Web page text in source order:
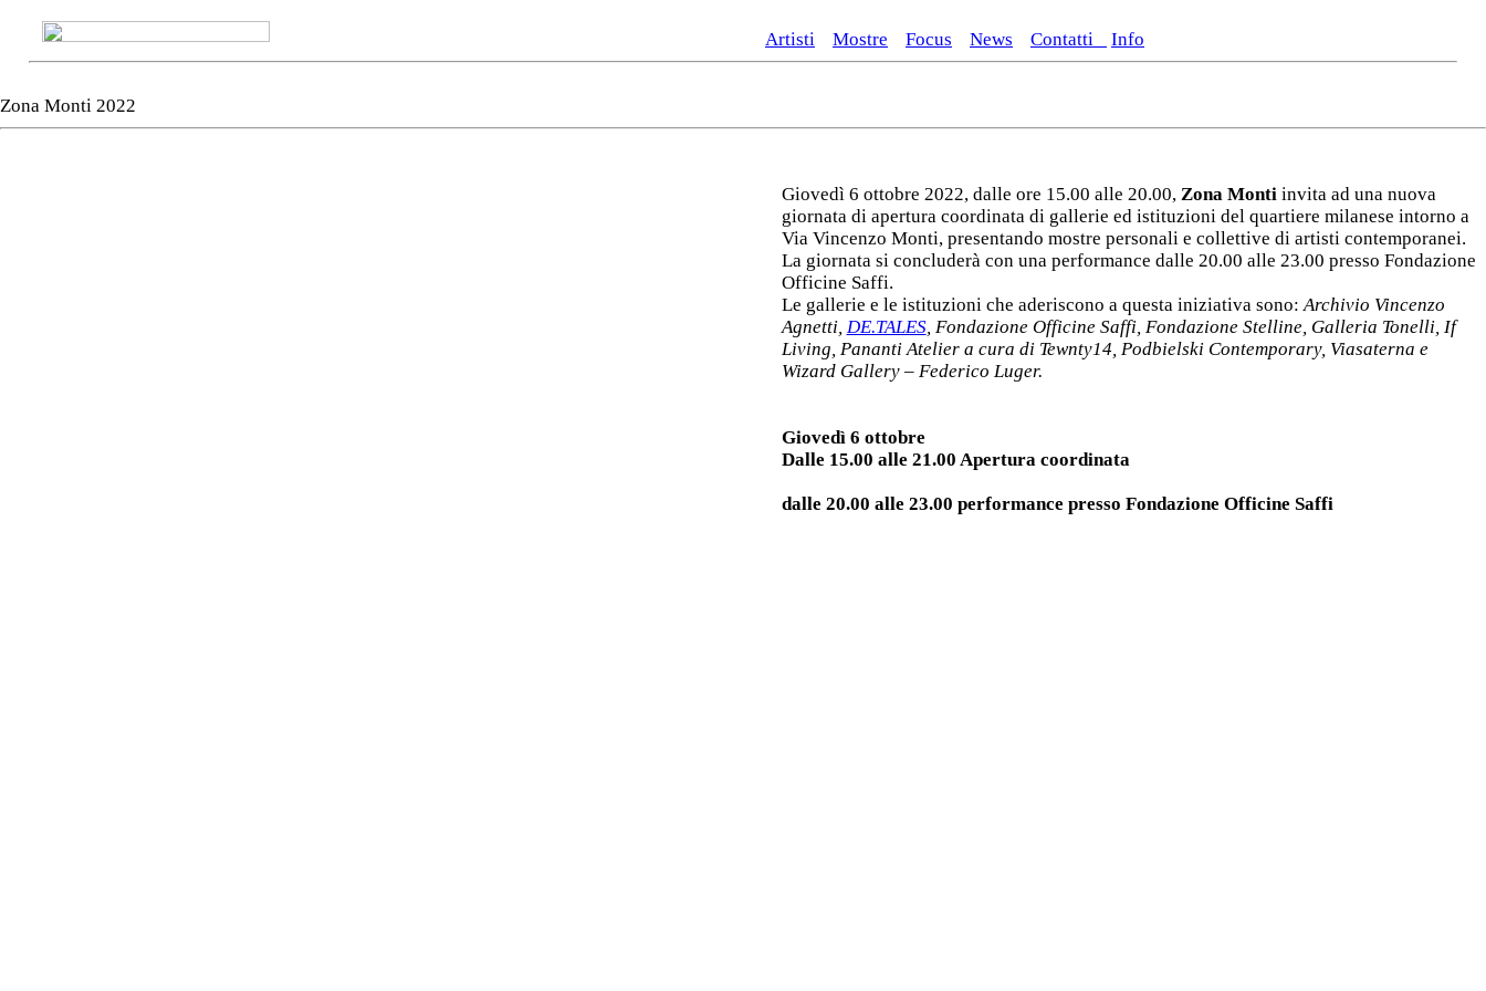
Artisti Mostre Focus News Contatti Info
Zona Monti 2022
Giovedì 6 ottobre 2022, dalle ore 15.00 alle 20.00, Zona Monti invita ad una nuova
giornata di apertura coordinata di gallerie ed istituzioni del quartiere milanese intorno a
Via Vincenzo Monti, presentando mostre personali e collettive di artisti contemporanei.
La giornata si concluderà con una performance dalle 20.00 alle 23.00 presso Fondazione
Officine Saffi.
Le gallerie e le istituzioni che aderiscono a questa iniziativa sono: Archivio Vincenzo
Agnetti, DE.TALES, Fondazione Officine Saffi, Fondazione Stelline, Galleria Tonelli, If
Living, Pananti Atelier a cura di Tewnty14, Podbielski Contemporary, Viasaterna e
Wizard Gallery – Federico Luger.
Giovedì 6 ottobre
Dalle 15.00 alle 21.00 Apertura coordinata
dalle 20.00 alle 23.00 performance presso Fondazione Officine Saffi